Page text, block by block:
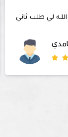
لي طلب ثاني